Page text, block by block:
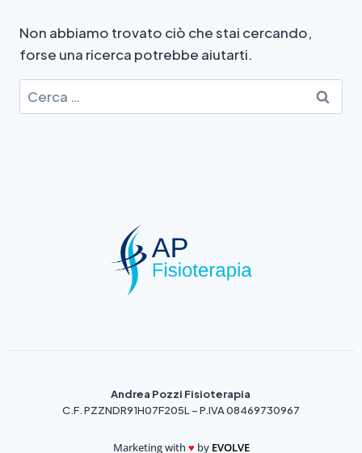
Non abbiamo trovato ciò che stai cercando,
forse una ricerca potrebbe aiutarti.
Andrea Pozzi Fisioterapia
C.F. PZZNDR91H07F205L – P.IVA 08469730967
Marketing with ♥️ by EVOLVE